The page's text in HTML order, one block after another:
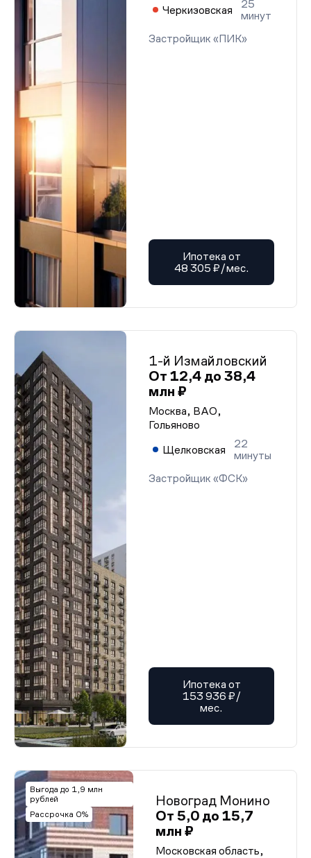
Черкизовская
25
минут
Застройщик «ПИК»
Ипотека от
48 305 ₽/мес.
1-й Измайловский
От 12,4 до 38,4
млн ₽
Москва, ВАО,
Гольяново
Щелковская
22
минуты
Застройщик «ФСК»
Ипотека от
153 936 ₽/
мес.
Выгода до 1,9 млн
рублей
Рассрочка 0%
Новоград Монино
От 5,0 до 15,7
млн ₽
Московская область,